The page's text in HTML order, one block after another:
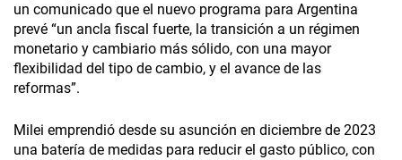
un comunicado que el nuevo programa para Argentina
prevé “un ancla fiscal fuerte, la transición a un régimen
monetario y cambiario más sólido, con una mayor
flexibilidad del tipo de cambio, y el avance de las
reformas”.
Milei emprendió desde su asunción en diciembre de 2023
una batería de medidas para reducir el gasto público, con